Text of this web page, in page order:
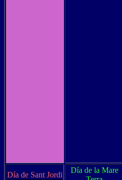
Día de Sant Jordi
Día de la Mare